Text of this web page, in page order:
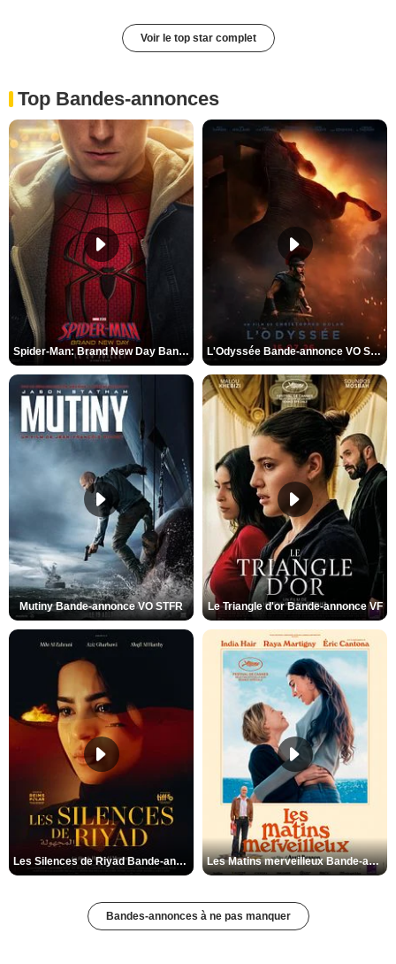
Voir le top star complet
Top Bandes-annonces
Spider-Man: Brand New Day Bande-annonce VO STFR L'Odyssée Bande-annonce VO STFR
Mutiny Bande-annonce VO STFR Le Triangle d'or Bande-annonce VF
Les Silences de Riyad Bande-annonce VO STFR Les Matins merveilleux Bande-annonce VF
Bandes-annonces à ne pas manquer